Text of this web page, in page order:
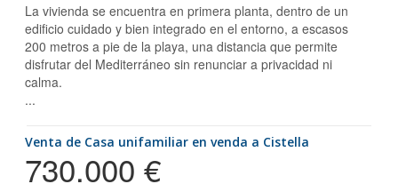
La vivienda se encuentra en primera planta, dentro de un
edificio cuidado y bien integrado en el entorno, a escasos
200 metros a pie de la playa, una distancia que permite
disfrutar del Mediterráneo sin renunciar a privacidad ni
calma.
...
Venta de Casa unifamiliar en venda a Cistella
730.000 €